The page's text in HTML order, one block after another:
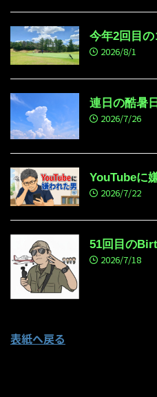
今年2回目
2026/8/1
連日の酷暑日
2026/7/26
YouTubeに
2026/7/22
51回目の
2026/7/18
表紙へ戻る